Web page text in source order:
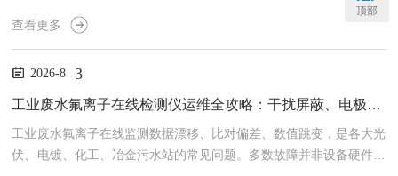
为射线式与超声波式两大类，二者原理、适用工况、运维成本与合规
要求差异较大，很多企业常因选型不当出现数据不稳、运维繁琐、合
选型思路，帮助矿山精准匹配设备、规避使用隐患。一、射线式矿浆
浓度计：高精度但合规运维成本高射线式浓度计依托γ射线衰减原理
度、...
查看更多
2026-8 3
工业废水氟离子在线检测仪运维全攻略：干扰屏蔽、电极养护与数据质控要点
工业废水氟离子在线监测数据漂移、比对偏差、数值跳变，是各大光
伏、电镀、化工、冶金污水站的常见问题。多数故障并非设备硬件损
顶部